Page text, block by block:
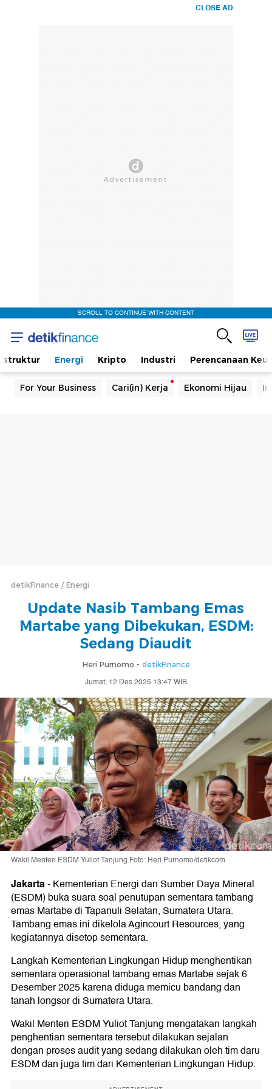
CLOSE AD
SCROLL TO CONTINUE WITH CONTENT
Energi Kripto Industri Perencanaan
For Your Business Cari(in) Kerja Ekonomi Hijau
detikFinance Energi
Update Nasib Tambang Emas
Martabe yang Dibekukan, ESDM:
Sedang Diaudit
Heri Purnomo - detikFinance
Jumat, 12 Des 2025 13:47 WIB
Wakil Menteri ESDM Yuliot Tanjung.Foto: Heri Purnomo/detikcom
Jakarta-Kementerian Energi dan Sumber Daya Mineral
(ESDM) buka suara soal penutupan sementara tambang
emas Martabe di Tapanuli Selatan, Sumatera Utara.
Tambang emas ini dikelola Agincourt Resources, yang
kegiatannya disetop sementara.
Langkah Kementerian Lingkungan Hidup menghentikan
sementara operasional tambang emas Martabe sejak 6
Desember 2025 karena diduga memicu bandang dan
tanah longsor di Sumatera Utara.
Wakil Menteri ESDM Yuliot Tanjung mengatakan langkah
penghentian sementara tersebut dilakukan sejalan
dengan proses audit yang sedang dilakukan oleh tim daru
ESDM dan juga tim dari Kementerian Lingkungan Hidup.